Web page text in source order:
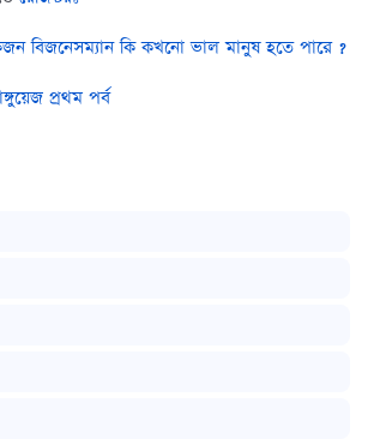
বিজনেসম্যান কি কখনো ভাল মানুষ হতে পারে ?
প্রথম পর্ব